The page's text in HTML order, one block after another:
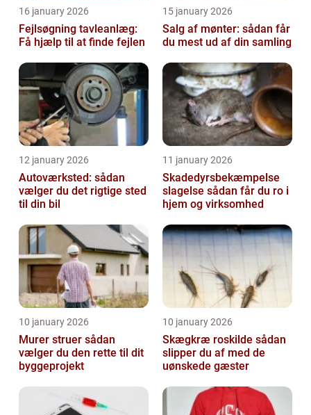
16 january 2026
Fejlsøgning tavleanlæg:
Få hjælp til at finde fejlen
15 january 2026
Salg af mønter: sådan får
du mest ud af din samling
12 january 2026
Autoværksted: sådan
vælger du det rigtige sted
til din bil
11 january 2026
Skadedyrsbekæmpelse
slagelse sådan får du ro i
hjem og virksomhed
10 january 2026
Murer struer sådan
vælger du den rette til dit
byggeprojekt
10 january 2026
Skægkræ roskilde sådan
slipper du af med de
uønskede gæster